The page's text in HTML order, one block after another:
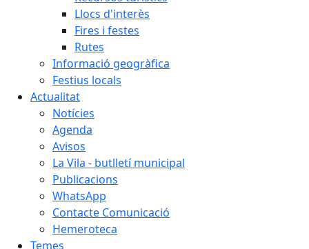
Llocs d'interès
Fires i festes
Rutes
Informació geogràfica
Festius locals
Actualitat
Notícies
Agenda
Avisos
La Vila - butlletí municipal
Publicacions
WhatsApp
Contacte Comunicació
Hemeroteca
Temes